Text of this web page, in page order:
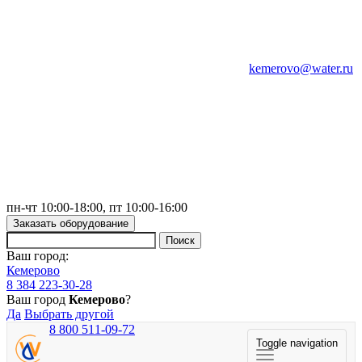
kemerovo@water.ru
пн-чт 10:00-18:00, пт 10:00-16:00
Заказать оборудование
Ваш город:
Кемерово
8 384 223-30-28
Ваш город Кемерово?
Да Выбрать другой
Toggle navigation
8 800 511-09-72